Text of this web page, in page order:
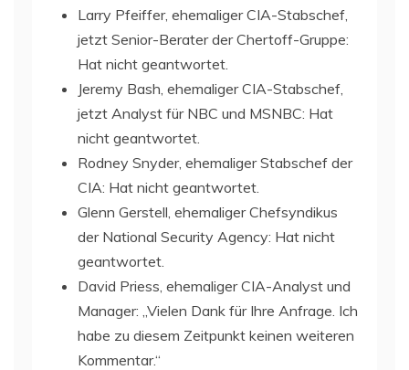
Larry Pfeiffer, ehemaliger CIA-Stabschef,
jetzt Senior-Berater der Chertoff-Gruppe:
Hat nicht geantwortet.
Jeremy Bash, ehemaliger CIA-Stabschef,
jetzt Analyst für NBC und MSNBC: Hat
nicht geantwortet.
Rodney Snyder, ehemaliger Stabschef der
CIA: Hat nicht geantwortet.
Glenn Gerstell, ehemaliger Chefsyndikus
der National Security Agency: Hat nicht
geantwortet.
David Priess, ehemaliger CIA-Analyst und
Manager: „Vielen Dank für Ihre Anfrage. Ich
habe zu diesem Zeitpunkt keinen weiteren
Kommentar.“